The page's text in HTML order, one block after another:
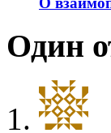
Один